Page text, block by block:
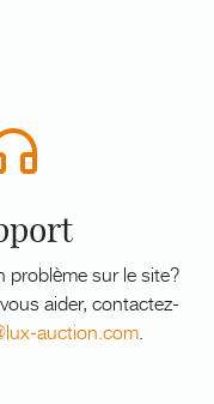
problème sur le site?
aider, contactez-
auction.com